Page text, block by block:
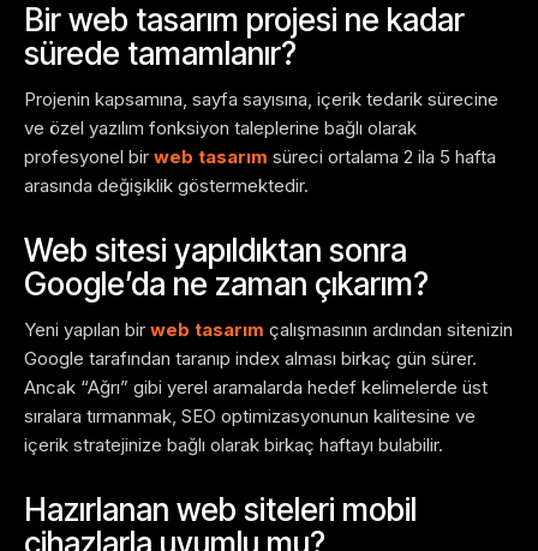
Bir web tasarım projesi ne kadar
sürede tamamlanır?
Projenin kapsamına, sayfa sayısına, içerik tedarik sürecine
ve özel yazılım fonksiyon taleplerine bağlı olarak
profesyonel bir web tasarım süreci ortalama 2 ila 5 hafta
arasında değişiklik göstermektedir.
Web sitesi yapıldıktan sonra
Google’da ne zaman çıkarım?
Yeni yapılan bir web tasarım çalışmasının ardından sitenizin
Google tarafından taranıp index alması birkaç gün sürer.
Ancak “Ağrı” gibi yerel aramalarda hedef kelimelerde üst
sıralara tırmanmak, SEO optimizasyonunun kalitesine ve
içerik stratejinize bağlı olarak birkaç haftayı bulabilir.
Hazırlanan web siteleri mobil
cihazlarla uyumlu mu?